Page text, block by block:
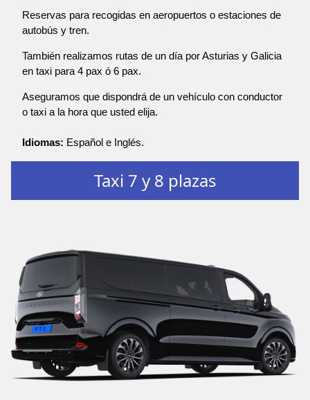
Reservas para recogidas en aeropuertos o estaciones de
autobús y tren.
También realizamos rutas de un día por Asturias y Galicia
en taxi para 4 pax ó 6 pax.
Aseguramos que dispondrá de un vehículo con conductor
o taxi a la hora que usted elija.
Idiomas: Español e Inglés.
Taxi 7 y 8 plazas